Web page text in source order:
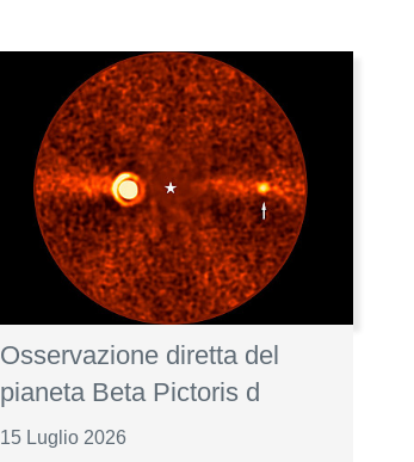
Osservazione diretta del
pianeta Beta Pictoris d
15 Luglio 2026